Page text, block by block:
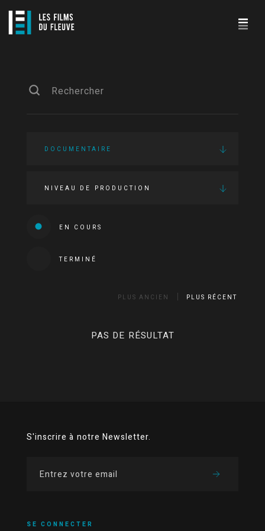
DOCUMENTAIRE
NIVEAU DE PRODUCTION
EN COURS
TERMINÉ
PLUS ANCIEN PLUS RÉCENT
PAS DE RÉSULTAT
S'inscrire à notre Newsletter.
SE CONNECTER